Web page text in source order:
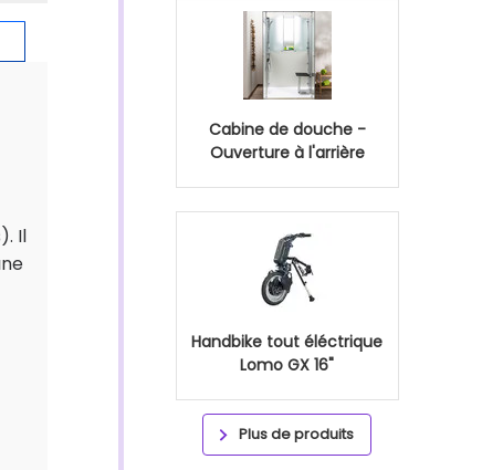
Il
Cabine de douche -
Ouverture à l'arrière
Handbike tout éléctrique
Lomo GX 16"
Plus de produits